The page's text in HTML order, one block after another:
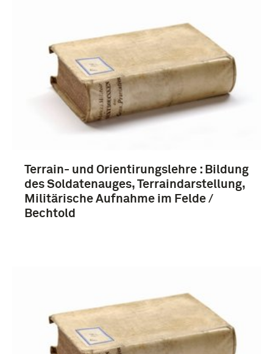
Nederland (7)
Nederlands-Indië (3)
Terrain- und Orientirungslehre : Bildung
des Soldatenauges, Terraindarstellung,
Militärische Aufnahme im Felde /
Bechtold